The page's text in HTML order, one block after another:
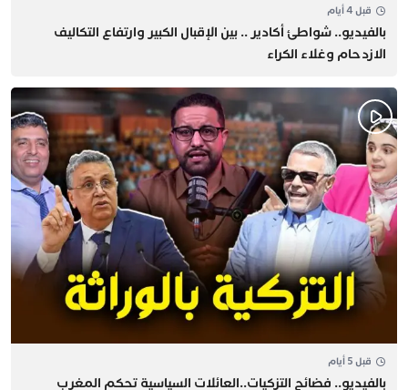
قبل 4 أيام
بالفيديو.. شواطئ أكادير .. بين الإقبال الكبير وارتفاع التكاليف
الازدحام وغلاء الكراء
قبل 5 أيام
بالفيديو.. فضائح التزكيات..العائلات السياسية تحكم المغرب